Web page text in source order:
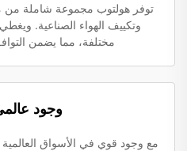
توفر هولتوب مجموعة شاملة من
وتكييف الهواء الصناعية.
مختلفة، مما يضمن
وجود
مع وجود قوي في الأسواق